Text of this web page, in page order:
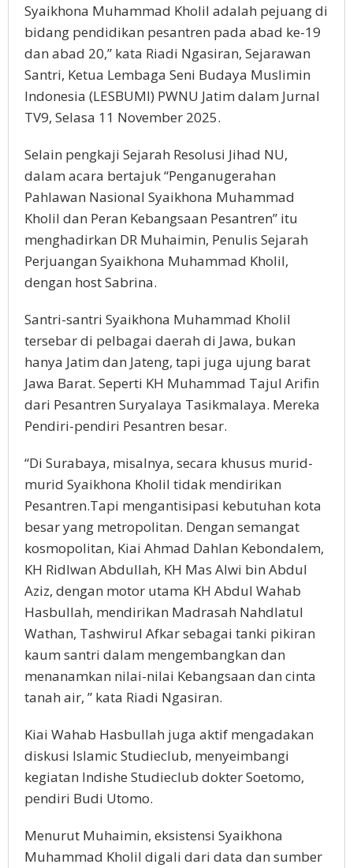
Syaikhona Muhammad Kholil adalah pejuang di
bidang pendidikan pesantren pada abad ke-19
dan abad 20,” kata Riadi Ngasiran, Sejarawan
Santri, Ketua Lembaga Seni Budaya Muslimin
Indonesia (LESBUMI) PWNU Jatim dalam Jurnal
TV9, Selasa 11 November 2025.
Selain pengkaji Sejarah Resolusi Jihad NU,
dalam acara bertajuk “Penganugerahan
Pahlawan Nasional Syaikhona Muhammad
Kholil dan Peran Kebangsaan Pesantren” itu
menghadirkan DR Muhaimin, Penulis Sejarah
Perjuangan Syaikhona Muhammad Kholil,
dengan host Sabrina.
Santri-santri Syaikhona Muhammad Kholil
tersebar di pelbagai daerah di Jawa, bukan
hanya Jatim dan Jateng, tapi juga ujung barat
Jawa Barat. Seperti KH Muhammad Tajul Arifin
dari Pesantren Suryalaya Tasikmalaya. Mereka
Pendiri-pendiri Pesantren besar.
“Di Surabaya, misalnya, secara khusus murid-
murid Syaikhona Kholil tidak mendirikan
Pesantren.Tapi mengantisipasi kebutuhan kota
besar yang metropolitan. Dengan semangat
kosmopolitan, Kiai Ahmad Dahlan Kebondalem,
KH Ridlwan Abdullah, KH Mas Alwi bin Abdul
Aziz, dengan motor utama KH Abdul Wahab
Hasbullah, mendirikan Madrasah Nahdlatul
Wathan, Tashwirul Afkar sebagai tanki pikiran
kaum santri dalam mengembangkan dan
menanamkan nilai-nilai Kebangsaan dan cinta
tanah air, ” kata Riadi Ngasiran.
Kiai Wahab Hasbullah juga aktif mengadakan
diskusi Islamic Studieclub, menyeimbangi
kegiatan Indishe Studieclub dokter Soetomo,
pendiri Budi Utomo.
Menurut Muhaimin, eksistensi Syaikhona
Muhammad Kholil digali dari data dan sumber